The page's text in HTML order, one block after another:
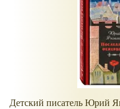
Детский писатель Юрий